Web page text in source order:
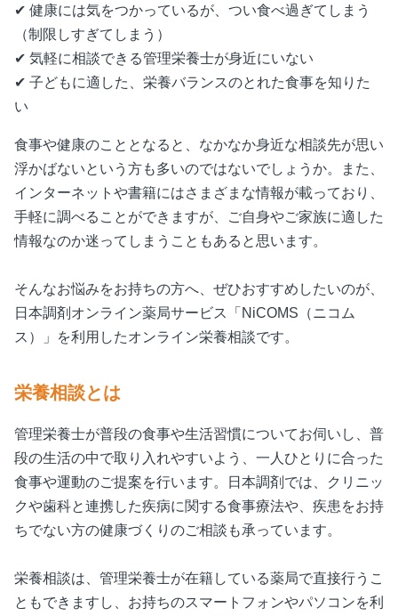
✔ 健康には気をつかっているが、つい食べ過ぎてしまう
（制限しすぎてしまう）
✔ 気軽に相談できる管理栄養士が身近にいない
✔ 子どもに適した、栄養バランスのとれた食事を知りた
い
食事や健康のこととなると、なかなか身近な相談先が思い
浮かばないという方も多いのではないでしょうか。また、
インターネットや書籍にはさまざまな情報が載っており、
手軽に調べることができますが、ご自身やご家族に適した
情報なのか迷ってしまうこともあると思います。
そんなお悩みをお持ちの方へ、ぜひおすすめしたいのが、
日本調剤オンライン薬局サービス「NiCOMS（ニコム
ス）」を利用したオンライン栄養相談です。
栄養相談とは
管理栄養士が普段の食事や生活習慣についてお伺いし、普
段の生活の中で取り入れやすいよう、一人ひとりに合った
食事や運動のご提案を行います。日本調剤では、クリニッ
クや歯科と連携した疾病に関する食事療法や、疾患をお持
ちでない方の健康づくりのご相談も承っています。
栄養相談は、管理栄養士が在籍している薬局で直接行うこ
ともできますし、お持ちのスマートフォンやパソコンを利